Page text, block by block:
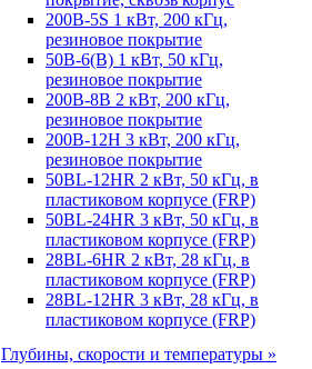
200B-5S 1 кВт, 200 кГц,
резиновое покрытие
50B-6(B) 1 кВт, 50 кГц,
резиновое покрытие
200B-8B 2 кВт, 200 кГц,
резиновое покрытие
200B-12H 3 кВт, 200 кГц,
резиновое покрытие
50BL-12HR 2 кВт, 50 кГц, в
пластиковом корпусе (FRP)
50BL-24HR 3 кВт, 50 кГц, в
пластиковом корпусе (FRP)
28BL-6HR 2 кВт, 28 кГц, в
пластиковом корпусе (FRP)
28BL-12HR 3 кВт, 28 кГц, в
пластиковом корпусе (FRP)
Глубины, скорости и температуры »